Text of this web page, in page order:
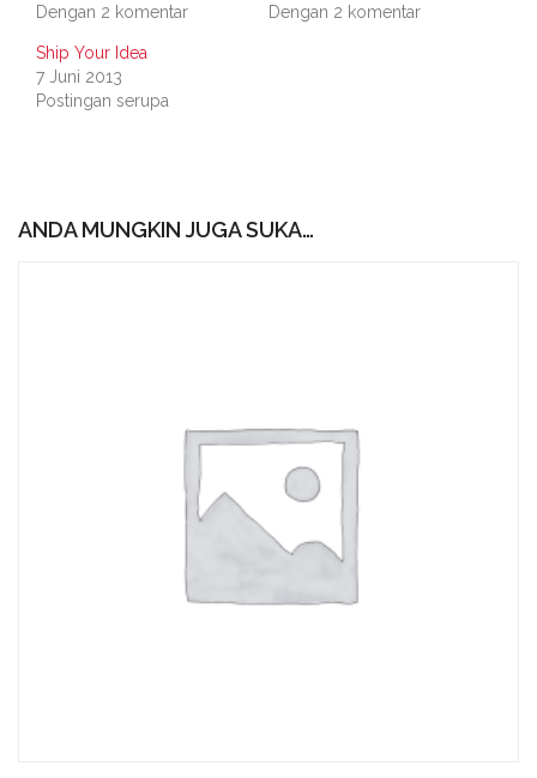
Dengan 2 komentar
Dengan 2 komentar
Ship Your Idea
7 Juni 2013
Postingan serupa
ANDA MUNGKIN JUGA SUKA…